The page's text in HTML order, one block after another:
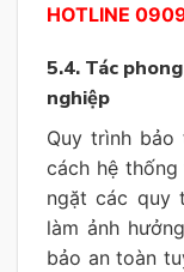
HOTLINE
5.4. Tác
nghiệp
Quy trình
cách hệ thống
ngặt các quy
làm ảnh
bảo an toàn